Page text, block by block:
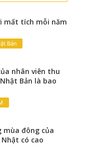
mất tích mỗi năm
Bản
nhân viên thu
Bản là bao
mùa đông của
có cao